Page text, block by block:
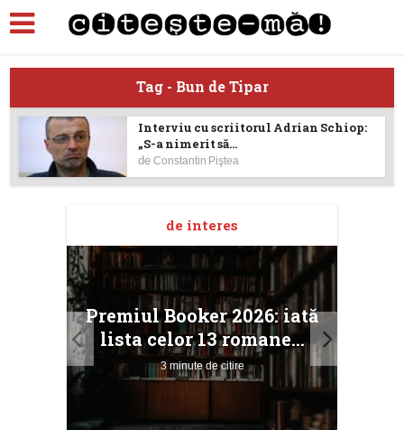
Tag - Bun de Tipar
Interviu cu scriitorul Adrian Schiop:
„S-a nimerit să...
deConstantin Piştea
de interes
Premiul Booker 2026: iată
lista celor 13 romane...
3 minute de citire